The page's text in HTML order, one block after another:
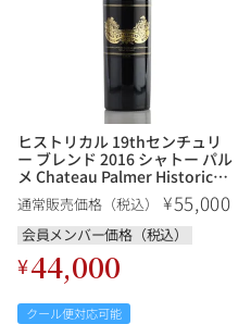
ラフィット
サロン
オーパス・ワン
アメリカ
その他
イタリア
チリ
200,000円〜499,999円
500,000円〜
ヒストリカル 19thセンチュリ
ー ブレンド 2016 シャトー パル
メ Chateau Palmer Historical
XIXth Century Wine フランス
ボルドー 赤ワイン
通常販売価格（税込） ¥55,000
会員メンバー価格（税込）
¥44,000
クール便対応可能